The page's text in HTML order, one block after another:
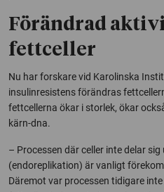
Förändrad
fettceller
Nu har forskare vid Karolinska
insulinresistens förändras
fettcellerna ökar i storlek, ökar
kärn-dna.
– Processen där celler inte delar
(endoreplikation) är vanligt
Däremot var processen tidigare